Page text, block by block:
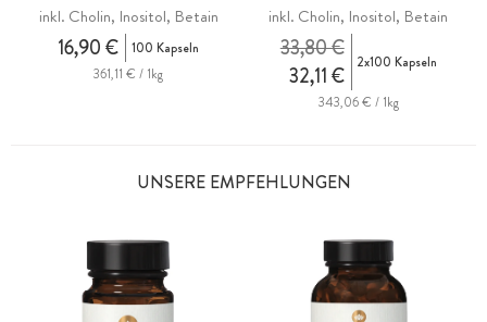
inkl. Cholin, Inositol, Betain
16,90 €
100 Kapseln
361,11 € / 1kg
inkl. Cholin, Inositol, Betain
32,11 €
33,80 € 2x100 Kapseln
343,06 € / 1kg
UNSERE EMPFEHLUNGEN